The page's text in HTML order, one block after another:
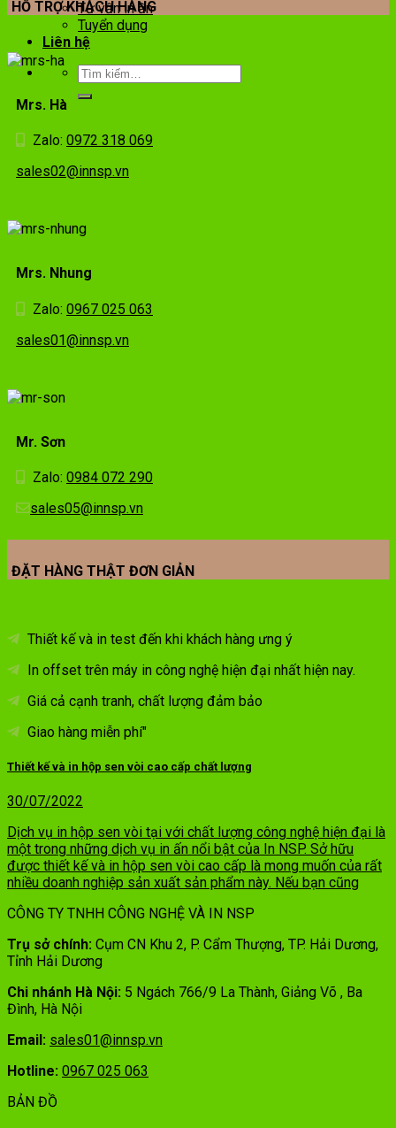
Tư vấn in ấn
Tuyển dụng
Liên hệ
HỖ TRỢ KHÁCH HÀNG
Mrs. Hà
Zalo: 0972 318 069
sales02@innsp.vn
Mrs. Nhung
Zalo: 0967 025 063
sales01@innsp.vn
Mr. Sơn
Zalo: 0984 072 290
sales05@innsp.vn
ĐẶT HÀNG THẬT ĐƠN GIẢN
Thiết kế và in test đến khi khách hàng ưng ý
In offset trên máy in công nghệ hiện đại nhất hiện nay.
Giá cả cạnh tranh, chất lượng đảm bảo
Giao hàng miễn phí"
Thiết kế và in hộp sen vòi cao cấp chất lượng
30/07/2022
Dịch vụ in hộp sen vòi tại với chất lượng công nghệ hiện đại là
một trong những dịch vụ in ấn nổi bật của In NSP. Sở hữu
được thiết kế và in hộp sen vòi cao cấp là mong muốn của rất
nhiều doanh nghiệp sản xuất sản phẩm này. Nếu bạn cũng
CÔNG TY TNHH CÔNG NGHỆ VÀ IN NSP
Trụ sở chính: Cụm CN Khu 2, P. Cẩm Thượng, TP. Hải Dương,
Tỉnh Hải Dương
Chi nhánh Hà Nội: 5 Ngách 766/9 La Thành, Giảng Võ , Ba
Đình, Hà Nội
Email: sales01@innsp.vn
Hotline: 0967 025 063
BẢN ĐỒ